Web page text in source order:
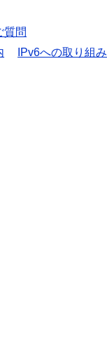
質問
IPv6への取り組み